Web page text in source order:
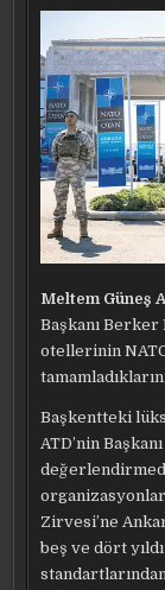
Meltem Güneş
Başkanı Berker
otellerinin
Başkentteki
ATD’nin
Zirvesi’ne
beş ve dört